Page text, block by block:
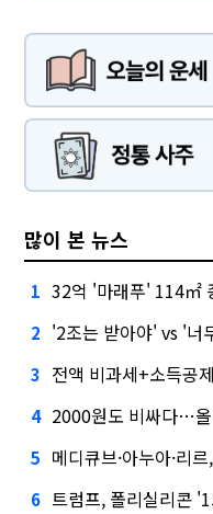
많이 본 뉴스
1 32억 '마래푸' 114㎡ 종
2 '2조는 받아야' vs '너
3 전액 비과세+소득공
4 2000원도 비싸다…올리
5 메디큐브·아누아·리
6 트럼프, 폴리실리콘